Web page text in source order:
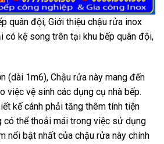
quân đội, Giới thiệu chậu rửa inox
có kệ song trên tại khu bếp quân đội,
(dài 1m6), Chậu rửa này mang đến
việc vệ sinh các dụng cụ nhà bếp.
kế cánh phải tăng thêm tính tiện
có thể thoải mái trong việc sử dụng
nổi bật nhất của chậu rửa này chính